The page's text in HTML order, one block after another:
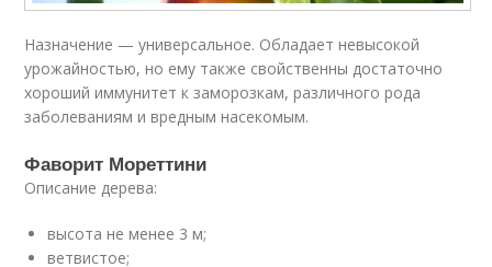
Назначение — универсальное. Обладает невысокой
урожайностью, но ему также свойственны достаточно
хороший иммунитет к заморозкам, различного рода
заболеваниям и вредным насекомым.
Фаворит Мореттини
Описание дерева:
высота не менее 3 м;
ветвистое;